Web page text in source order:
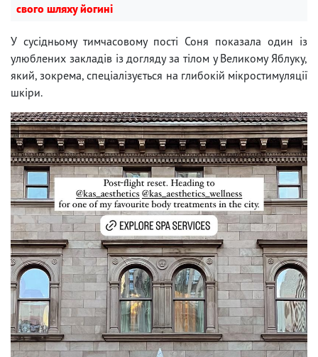
свого шляху йогині
У сусідньому тимчасовому пості Соня показала один із
улюблених закладів із догляду за тілом у Великому Яблуку,
який, зокрема, спеціалізується на глибокій мікростимуляції
шкіри.